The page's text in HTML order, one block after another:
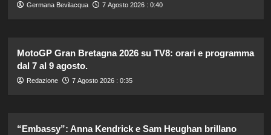
Germana Bevilacqua 7 Agosto 2026 : 0:40
MotoGP Gran Bretagna 2026 su TV8: orari e programma
dal 7 al 9 agosto.
Redazione 7 Agosto 2026 : 0:35
“Embassy”: Anna Kendrick e Sam Heughan brillano